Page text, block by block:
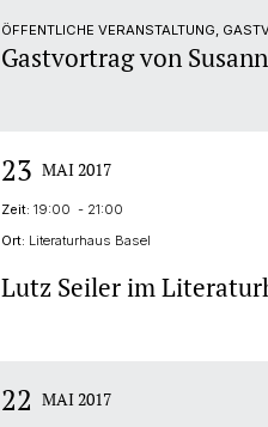
ÖFFENTLICHE VERANSTALTUNG,
Gastvortrag von
23 MAI 2017
Zeit: 19:00 - 21:00
Ort: Literaturhaus Basel
Lutz Seiler im
22 MAI 2017